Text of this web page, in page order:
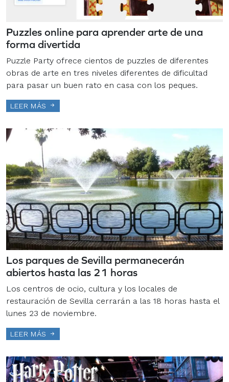
Puzzles online para aprender arte de una
forma divertida
Puzzle Party ofrece cientos de puzzles de diferentes
obras de arte en tres niveles diferentes de dificultad
para pasar un buen rato en casa con los peques.
LEER MÁS
Los parques de Sevilla permanecerán
abiertos hasta las 21 horas
Los centros de ocio, cultura y los locales de
restauración de Sevilla cerrarán a las 18 horas hasta el
lunes 23 de noviembre.
LEER MÁS